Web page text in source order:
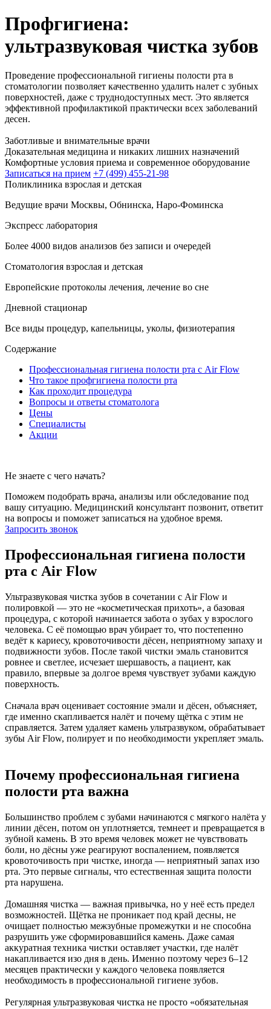
Профгигиена:
ультразвуковая чистка зубов
Проведение профессиональной гигиены полости рта в
стоматологии позволяет качественно удалить налет с зубных
поверхностей, даже с труднодоступных мест. Это является
эффективной профилактикой практически всех заболеваний
десен.
Заботливые и внимательные врачи
Доказательная медицина и никаких лишних назначений
Комфортные условия приема и современное оборудование
Записаться на прием +7 (499) 455-21-98
Поликлиника взрослая и детская
Ведущие врачи Москвы, Обнинска, Наро-Фоминска
Экспресс лаборатория
Более 4000 видов анализов без записи и очередей
Стоматология взрослая и детская
Европейские протоколы лечения, лечение во сне
Дневной стационар
Все виды процедур, капельницы, уколы, физиотерапия
Содержание
Профессиональная гигиена полости рта с Air Flow
Что такое профгигиена полости рта
Как проходит процедура
Вопросы и ответы стоматолога
Цены
Специалисты
Акции
Не знаете с чего начать?
Поможем подобрать врача, анализы или обследование под
вашу ситуацию. Медицинский консультант позвонит, ответит
на вопросы и поможет записаться на удобное время.
Запросить звонок
Профессиональная гигиена полости
рта с Air Flow
Ультразвуковая чистка зубов в сочетании с Air Flow и
полировкой — это не «косметическая прихоть», а базовая
процедура, с которой начинается забота о зубах у взрослого
человека. С её помощью врач убирает то, что постепенно
ведёт к кариесу, кровоточивости дёсен, неприятному запаху и
подвижности зубов. После такой чистки эмаль становится
ровнее и светлее, исчезает шершавость, а пациент, как
правило, впервые за долгое время чувствует зубами каждую
поверхность.
Сначала врач оценивает состояние эмали и дёсен, объясняет,
где именно скапливается налёт и почему щётка с этим не
справляется. Затем удаляет камень ультразвуком, обрабатывает
зубы Air Flow, полирует и по необходимости укрепляет эмаль.
Почему профессиональная гигиена
полости рта важна
Большинство проблем с зубами начинаются с мягкого налёта у
линии дёсен, потом он уплотняется, темнеет и превращается в
зубной камень. В это время человек может не чувствовать
боли, но дёсны уже реагируют воспалением, появляется
кровоточивость при чистке, иногда — неприятный запах изо
рта. Это первые сигналы, что естественная защита полости
рта нарушена.
Домашняя чистка — важная привычка, но у неё есть предел
возможностей. Щётка не проникает под край десны, не
очищает полностью межзубные промежутки и не способна
разрушить уже сформировавшийся камень. Даже самая
аккуратная техника чистки оставляет участки, где налёт
накапливается изо дня в день. Именно поэтому через 6–12
месяцев практически у каждого человека появляется
необходимость в профессиональной гигиене зубов.
Регулярная ультразвуковая чистка не просто «обязательная